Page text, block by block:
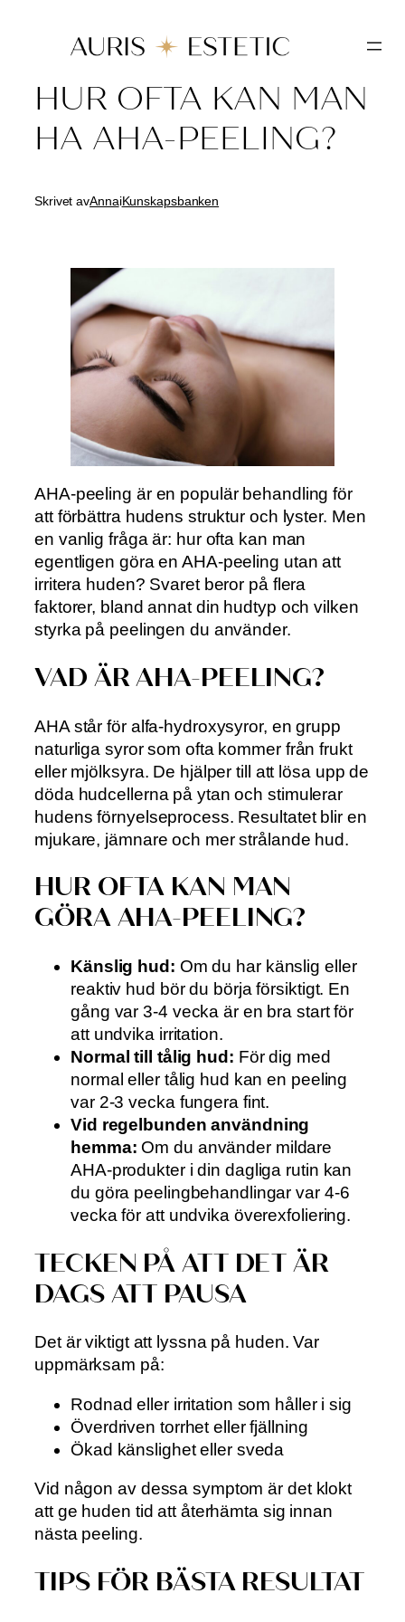
innehåll
HUR OFTA KAN MAN
HA AHA-PEELING?
Skrivet avAnnaiKunskapsbanken
AHA-peeling är en populär behandling för
att förbättra hudens struktur och lyster. Men
en vanlig fråga är: hur ofta kan man
egentligen göra en AHA-peeling utan att
irritera huden? Svaret beror på flera
faktorer, bland annat din hudtyp och vilken
styrka på peelingen du använder.
VAD ÄR AHA-PEELING?
AHA står för alfa-hydroxysyror, en grupp
naturliga syror som ofta kommer från frukt
eller mjölksyra. De hjälper till att lösa upp de
döda hudcellerna på ytan och stimulerar
hudens förnyelseprocess. Resultatet blir en
mjukare, jämnare och mer strålande hud.
HUR OFTA KAN MAN
GÖRA AHA-PEELING?
Känslig hud: Om du har känslig eller
reaktiv hud bör du börja försiktigt. En
gång var 3-4 vecka är en bra start för
att undvika irritation.
Normal till tålig hud: För dig med
normal eller tålig hud kan en peeling
var 2-3 vecka fungera fint.
Vid regelbunden användning
hemma: Om du använder mildare
AHA-produkter i din dagliga rutin kan
du göra peelingbehandlingar var 4-6
vecka för att undvika överexfoliering.
TECKEN PÅ ATT DET ÄR
DAGS ATT PAUSA
Det är viktigt att lyssna på huden. Var
uppmärksam på:
Rodnad eller irritation som håller i sig
Överdriven torrhet eller fjällning
Ökad känslighet eller sveda
Vid någon av dessa symptom är det klokt
att ge huden tid att återhämta sig innan
nästa peeling.
TIPS FÖR BÄSTA RESULTAT